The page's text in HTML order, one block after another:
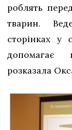
роблять
тварин.
сторінках у
допомагає
розказала